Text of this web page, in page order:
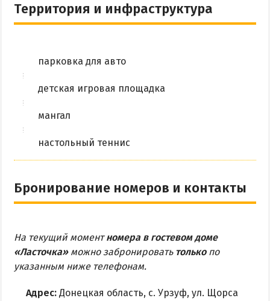
Территория и инфраструктура
парковка для авто
детская игровая площадка
мангал
настольный теннис
Бронирование номеров и контакты
На текущий моментномера в гостевом доме
«Ласточка»можно забронировать толькопо
указанным ниже телефонам.
Адрес: Донецкая область, с. Урзуф, ул. Щорса